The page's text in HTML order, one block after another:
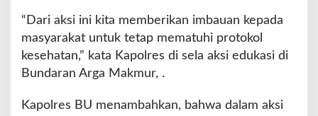
a
t
a
R
t
“Dari aksi ini kita memberikan imbauan kepada
masyarakat untuk tetap mematuhi protokol
kesehatan,” kata Kapolres di sela aksi edukasi di
Bundaran Arga Makmur, .
Kapolres BU menambahkan, bahwa dalam aksi